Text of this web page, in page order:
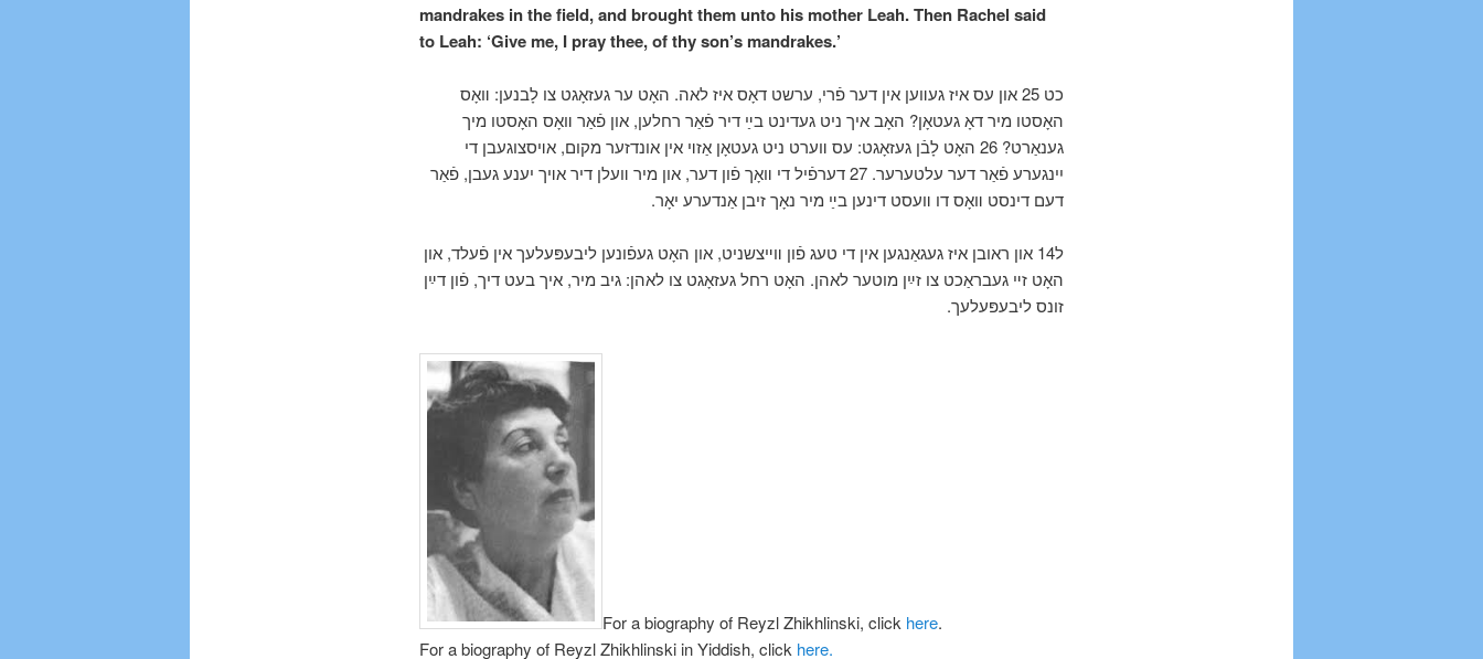
mandrakes in the field, and brought them unto his mother Leah. Then Rachel said
to Leah: ‘Give me, I pray thee, of thy son’s mandrakes.’
כט 25 און עס איז געװען אין דער פֿרי, ערשט דאָס איז לאה. האָט ער געזאָגט צו לָבנען: װאָס
האָסטו מיר דאָ געטאָן? האָב איך ניט געדינט בײַ דיר פֿאַר רחלען, און פֿאַר װאָס האָסטו מיך
גענאַרט? 26 האָט לָבֿן געזאָגט: עס װערט ניט געטאָן אַזױ אין אונדזער מקום, אױסצוגעבן די
יִינגערע פֿאַר דער עלטערער. 27 דערפֿיל די װאָך פֿון דער, און מיר װעלן דיר אױך יענע געבן, פֿאַר
דעם דינסט װאָס דו װעסט דינען בײַ מיר נאָך זיבן אַנדערע יאָר.
ל14 און ראובן איז געגאַנגען אין די טעג פֿון װײצשניט, און האָט געפֿונען ליבעפּעלעך אין פֿעלד, און
האָט זײ געבראַכט צו זײַן מוטער לאהן. האָט רחל געזאָגט צו לאהן: גיב מיר, איך בעט דיך, פֿון דײַן
זונס ליבעפּעלעך.
For a biography of Reyzl Zhikhlinski, click here.
For a biography of Reyzl Zhikhlinski in Yiddish, click here.